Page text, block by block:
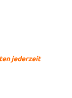
jederzeit